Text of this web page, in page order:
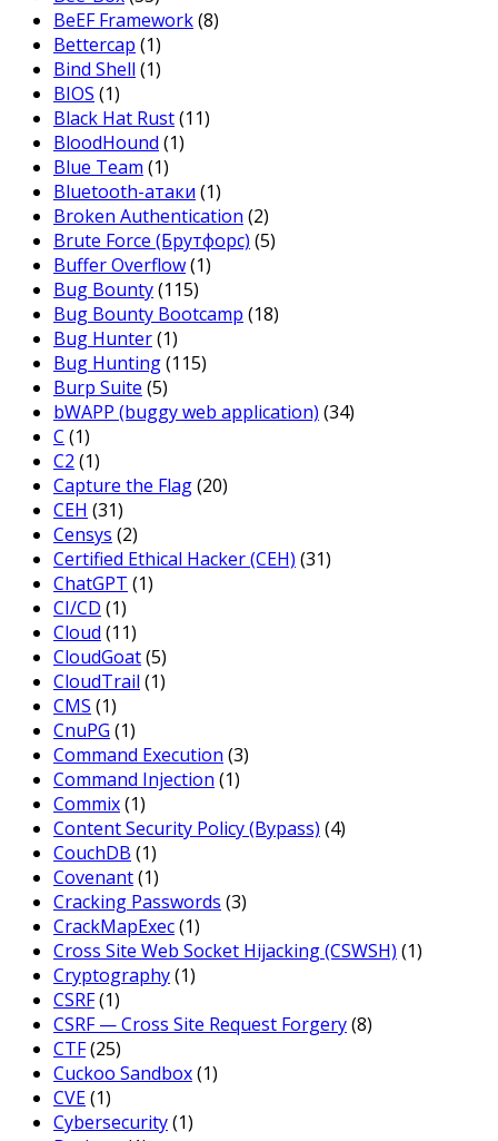
BeEF Framework(8)
Bettercap (1)
Bind Shell (1)
BIOS (1)
Black Hat Rust(11)
BloodHound (1)
Blue Team (1)
Bluetooth-атаки (1)
Broken Authentication (2)
Brute Force (Брутфорс) (5)
Buffer Overflow(1)
Bug Bounty(115)
Bug Bounty Bootcamp (18)
Bug Hunter(1)
Bug Hunting(115)
Burp Suite (5)
bWAPP (buggy web application) (34)
C (1)
C2 (1)
Capture the Flag(20)
CEH (31)
Censys (2)
Certified Ethical Hacker (CEH) (31)
ChatGPT (1)
CI/CD (1)
Cloud (11)
CloudGoat(5)
CloudTrail (1)
CMS (1)
CnuPG (1)
Command Execution (3)
Command Injection (1)
Commix(1)
Content Security Policy (Bypass) (4)
CouchDB (1)
Covenant(1)
Cracking Passwords (3)
CrackMapExec(1)
Cross Site Web Socket Hijacking (CSWSH) (1)
Cryptography(1)
CSRF(1)
CSRF — Cross Site Request Forgery(8)
CTF(25)
Cuckoo Sandbox(1)
CVE(1)
Cybersecurity(1)